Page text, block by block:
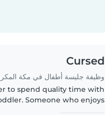
Cursed
وظيفة جليسة أطفال في مكة
to spend quality time with
Someone who enjoys